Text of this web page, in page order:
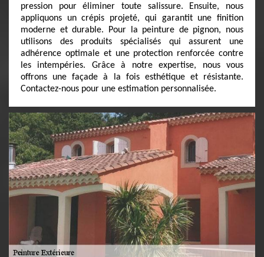
pression pour éliminer toute salissure. Ensuite, nous
appliquons un crépis projeté, qui garantit une finition
moderne et durable. Pour la peinture de pignon, nous
utilisons des produits spécialisés qui assurent une
adhérence optimale et une protection renforcée contre
les intempéries. Grâce à notre expertise, nous vous
offrons une façade à la fois esthétique et résistante.
Contactez-nous pour une estimation personnalisée.